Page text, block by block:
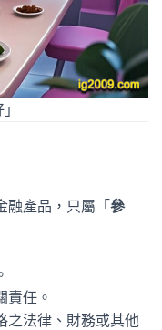
融產品，只屬「 參
責任。
之法律、財務或其他